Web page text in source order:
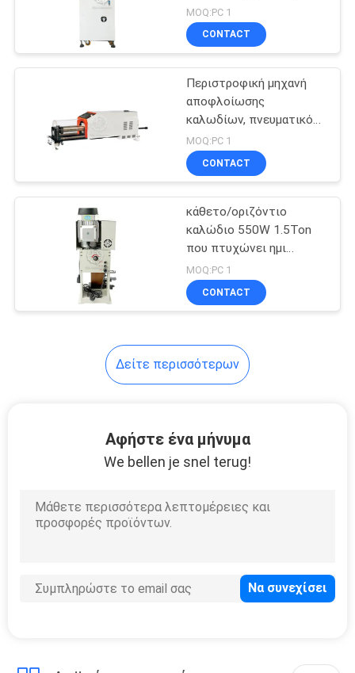
Συρρικνωθείτε τη
θερμάστρα
σωλήνων
Αυτόματη
τέμνουσα μηχανή
καλωδίων
τυλίγοντας μηχανή
μαρκαρίσματος
πτυχώνοντας μηχανή
Rj45
MOQ:PC 1
CONTACT
Περιστροφική μηχανή
αποφλοίωσης
καλωδίων, πνευματικός
εξοπλισμός
επεξεργασίας καλωδίων
40pcs/Min
MOQ:PC 1
CONTACT
κάθετο/οριζόντιο
καλώδιο 550W 1.5Ton
που πτυχώνει ημι
αυτόματο μηχανών
MOQ:PC 1
CONTACT
Δείτε περισσότερων
Αφήστε ένα μήνυμα
We bellen je snel terug!